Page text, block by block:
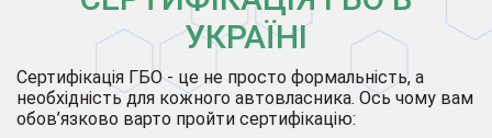
УКРАЇНІ
Сертифікація ГБО - це не просто формальність, а
необхідність для кожного автовласника. Ось чому вам
обов’язково варто пройти сертифікацію: